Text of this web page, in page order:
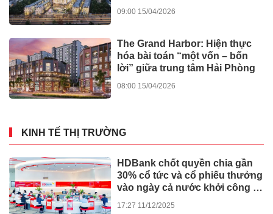
09:00 15/04/2026
The Grand Harbor: Hiện thực
hóa bài toán “một vốn – bốn
lời” giữa trung tâm Hải Phòng
08:00 15/04/2026
KINH TẾ THỊ TRƯỜNG
HDBank chốt quyền chia gần
30% cổ tức và cổ phiếu thưởng
vào ngày cả nước khởi công -
17:27 11/12/2025